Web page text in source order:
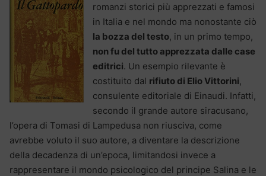
romanzi storici più apprezzati e famosi
in Italia e nel mondo ma nonostante ciò
la bozza del testo, in un primo tempo,
non fu del tutto apprezzata dalle case
editrici. Un esempio rilevante è
costituito dal rifiuto di Elio Vittorini,
consulente editoriale di Einaudi. Infatti,
secondo il grande autore siracusano,
l’opera di Tomasi di Lampedusa non riusciva, come
avrebbe voluto il suo autore, a diventare la descrizione
della decadenza di un’epoca, limitandosi invece a
rappresentare il mondo psicologico del principe Salina e le